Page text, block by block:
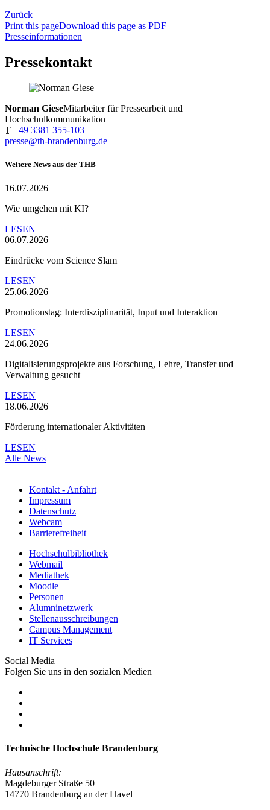
Zurück
Print this pageDownload this page as PDF
Presseinformationen
Pressekontakt
Norman GieseMitarbeiter für Pressearbeit und
Hochschulkommunikation
T +49 3381 355-103
presse@th-brandenburg.de
Weitere News aus der THB
16.07.2026
Wie umgehen mit KI?
LESEN
06.07.2026
Eindrücke vom Science Slam
LESEN
25.06.2026
Promotionstag: Interdisziplinarität, Input und Interaktion
LESEN
24.06.2026
Digitalisierungsprojekte aus Forschung, Lehre, Transfer und
Verwaltung gesucht
LESEN
18.06.2026
Förderung internationaler Aktivitäten
LESEN
Alle News
Kontakt - Anfahrt
Impressum
Datenschutz
Webcam
Barrierefreiheit
Hochschulbibliothek
Webmail
Mediathek
Moodle
Personen
Alumninetzwerk
Stellenausschreibungen
Campus Management
IT Services
Social Media
Folgen Sie uns in den sozialen Medien
Technische Hochschule Brandenburg
Hausanschrift:
Magdeburger Straße 50
14770 Brandenburg an der Havel